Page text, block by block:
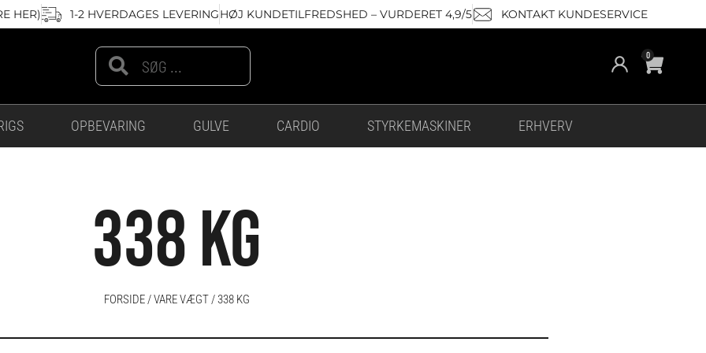
HER) 1-2 HVERDAGES LEVERINGHØJ KUNDETILFREDSHED – VURDERET 4,9/5 KONTAKT KUNDESERVICE
Search 0
Cart
OPBEVARING GULVE CARDIO STYRKEMASKINER ERHVERV
338 KG
FORSIDE/ VARE VÆGT / 338 KG